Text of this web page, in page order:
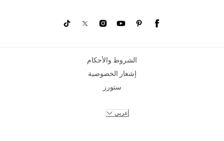
الشروط والأحكام
إشعار الخصوصية
ستورز
عربي